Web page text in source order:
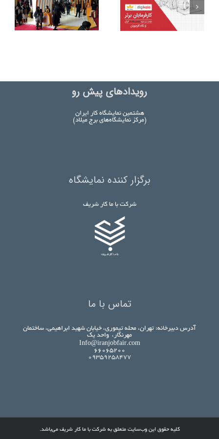
رویدادهای پیش رو
هشتمین نمایشگاه کار ایران
(مرکز نمایشگاه‌های برج میلاد)
برگزار کننده نمایشگاه
شرکت با ما کار شریف
تماس با ما
آدرس دبیرخانه: تهران، محله تیموری، خیابان شهید ابراهیمی، ساختمان
مهرنگار، واحد یک
Info@iranjobfair.com
۶۶۰۶۵۲۰۰
09359258477
کلیه حقوق این وب‌سایت متعلق به شرکت با ما کار شریف می‌باشد.